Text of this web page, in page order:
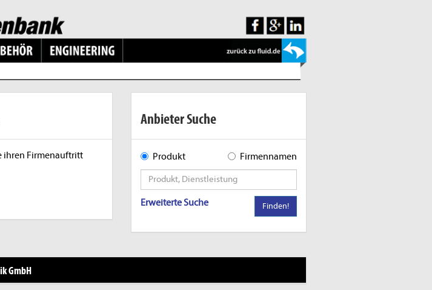
ihren Firmenauftritt
Anbieter Suche
Produkt Firmennamen
Erweiterte Suche Finden!
GmbH